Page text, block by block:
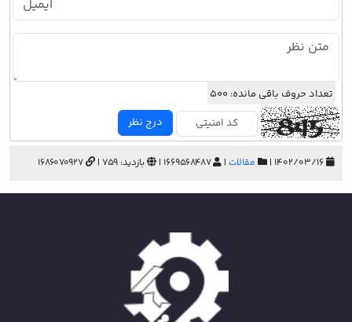
تعداد حروف باقی مانده: 500
درج نظر
مقالات |
1669568487 | بازدید: 759 | 1686070927